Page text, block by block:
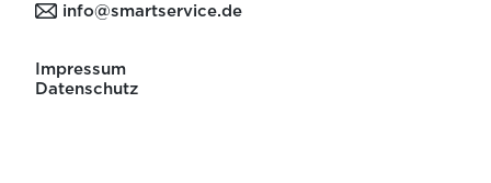
info@smartservice.de
Impressum
Datenschutz